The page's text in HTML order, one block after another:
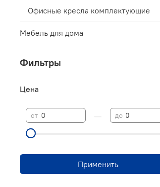
Офисные кресла комплектующие
Мебель для дома
Фильтры
Цена
от до
Применить